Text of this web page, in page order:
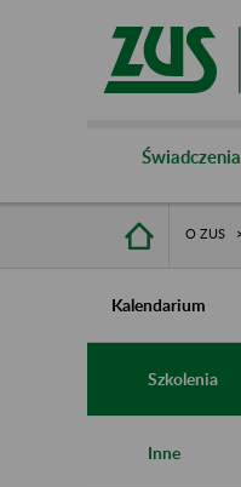
Świadczenia
O ZUS
Kalendarium
Szkolenia
Inne